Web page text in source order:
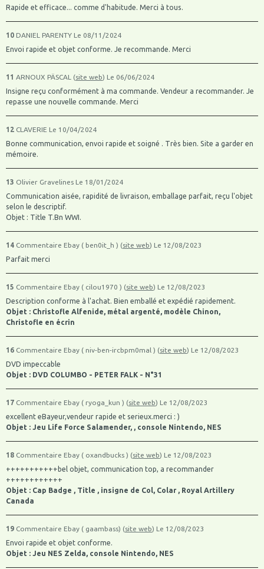
Rapide et efficace... comme d'habitude. Merci à tous.
10 DANIEL PARENTY Le 08/11/2024
Envoi rapide et objet conforme. Je recommande. Merci
11 ARNOUX PÄSCAL (site web) Le 06/06/2024
Insigne reçu conformément à ma commande. Vendeur a recommander. Je
repasse une nouvelle commande. Merci
12 CLAVERIE Le 10/04/2024
Bonne communication, envoi rapide et soigné . Très bien. Site a garder en
mémoire.
13 Olivier Gravelines Le 18/01/2024
Communication aisée, rapidité de livraison, emballage parfait, reçu l'objet
selon le descriptif.
Objet : Title T.Bn WWI.
14 Commentaire Ebay ( ben0it_h ) (site web) Le 12/08/2023
Parfait merci
15 Commentaire Ebay ( cilou1970 ) (site web) Le 12/08/2023
Description conforme à l'achat. Bien emballé et expédié rapidement.
Objet : Christofle Alfenide, métal argenté, modèle Chinon,
Christofle en écrin
16 Commentaire Ebay ( niv-ben-ircbpm0mal ) (site web) Le 12/08/2023
DVD impeccable
Objet : DVD COLUMBO - PETER FALK - N°31
17 Commentaire Ebay ( ryoga_kun ) (site web) Le 12/08/2023
excellent eBayeur,vendeur rapide et serieux.merci : )
Objet : Jeu Life Force Salamender, , console Nintendo, NES
18 Commentaire Ebay ( oxandbucks ) (site web) Le 12/08/2023
+++++++++++bel objet, communication top, a recommander
++++++++++++
Objet : Cap Badge , Title , insigne de Col, Colar , Royal Artillery
Canada
19 Commentaire Ebay ( gaambass) (site web) Le 12/08/2023
Envoi rapide et objet conforme.
Objet : Jeu NES Zelda, console Nintendo, NES